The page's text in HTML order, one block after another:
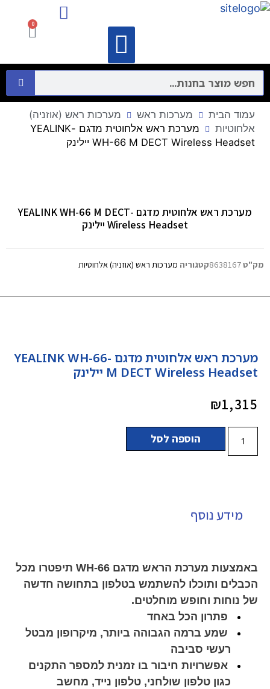
0
עמוד הבית מערכות ראש
מערכות ראש (אוזניה)
אלחוטיות
מערכת ראש אלחוטית מדגם -YEALINK
WH-66 M DECT Wireless Headset יילינק
מערכת ראש אלחוטית מדגם -YEALINK WH-66
M DECT Wireless Headset יילינק
₪1,315
הוספה לסל
מידע נוסף
באמצעות מערכת הראש מדגם WH-66 תיפטרו מכל
הכבלים ותוכלו להשתמש בטלפון בתחושה חדשה
של נוחות וחופש מוחלטים.
פתרון הכל באחד
שמע ברמה הגבוהה ביותר, מיקרופון מבטל
רעשי סביבה
אפשרויות חיבור בו זמנית למספר התקנים
כגון טלפון שולחני, טלפון נייד, מחשב
מערכת ראש אלחוטית מדגם -YEALINK WH-66 M DECT
Wireless Headset יילינק
מק"ט8638167קטגוריה מערכות ראש (אוזניה) אלחוטיות